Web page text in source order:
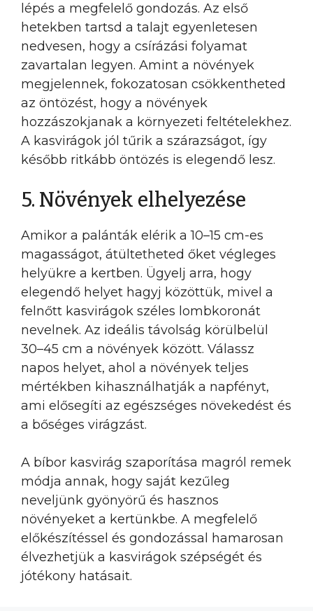
lépés a megfelelő gondozás. Az első
hetekben tartsd a talajt egyenletesen
nedvesen, hogy a csírázási folyamat
zavartalan legyen. Amint a növények
megjelennek, fokozatosan csökkentheted
az öntözést, hogy a növények
hozzászokjanak a környezeti feltételekhez.
A kasvirágok jól tűrik a szárazságot, így
később ritkább öntözés is elegendő lesz.
5. Növények elhelyezése
Amikor a palánták elérik a 10–15 cm-es
magasságot, átültetheted őket végleges
helyükre a kertben. Ügyelj arra, hogy
elegendő helyet hagyj közöttük, mivel a
felnőtt kasvirágok széles lombkoronát
nevelnek. Az ideális távolság körülbelül
30–45 cm a növények között. Válassz
napos helyet, ahol a növények teljes
mértékben kihasználhatják a napfényt,
ami elősegíti az egészséges növekedést és
a bőséges virágzást.
A bíbor kasvirág szaporítása magról remek
módja annak, hogy saját kezűleg
neveljünk gyönyörű és hasznos
növényeket a kertünkbe. A megfelelő
előkészítéssel és gondozással hamarosan
élvezhetjük a kasvirágok szépségét és
jótékony hatásait.